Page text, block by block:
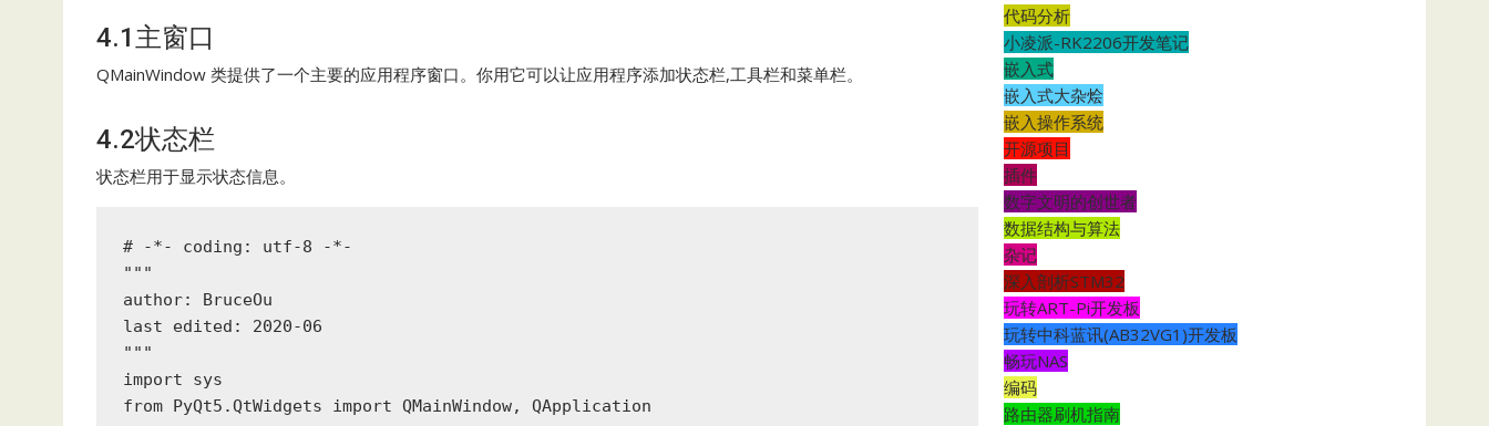
4.1主窗口
QMainWindow 类提供了一个主要的应用程序窗口。你用它可以让应用程序添加状态栏,工具栏和菜单栏。
4.2状态栏
状态栏用于显示状态信息。
# -*- coding: utf-8 -*-
"""
author: BruceOu
last edited: 2020-06
"""
import sys
from PyQt5.QtWidgets import QMainWindow, QApplication
代码分析
小凌派-RK2206开发笔记
嵌入式
嵌入式大杂烩
嵌入操作系统
开源项目
插件
数字文明的创世者
数据结构与算法
杂记
深入剖析STM32
玩转ART-Pi开发板
玩转中科蓝讯(AB32VG1)开发板
畅玩NAS
编码
路由器刷机指南